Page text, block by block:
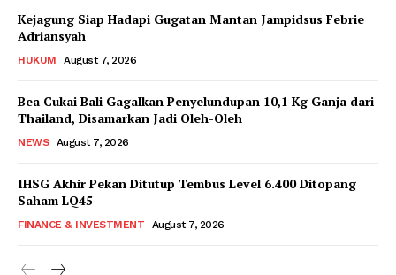
Kejagung Siap Hadapi Gugatan Mantan Jampidsus Febrie
Adriansyah
HUKUM August 7, 2026
Bea Cukai Bali Gagalkan Penyelundupan 10,1 Kg Ganja dari
Thailand, Disamarkan Jadi Oleh-Oleh
NEWS August 7, 2026
IHSG Akhir Pekan Ditutup Tembus Level 6.400 Ditopang
Saham LQ45
FINANCE & INVESTMENT August 7, 2026